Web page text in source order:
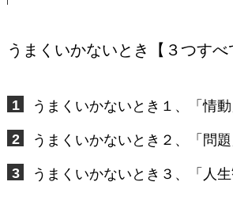
うまくいかないとき【３つす
うまくいかないとき１、「情
うまくいかないとき２、「問
うまくいかないとき３、「人